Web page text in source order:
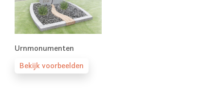
Urnmonumenten
Bekijk voorbeelden